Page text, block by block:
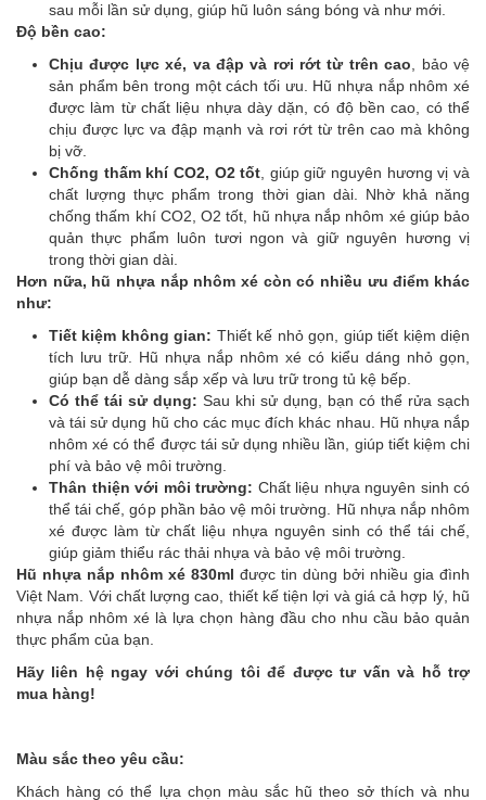
sau mỗi lần sử dụng, giúp hũ luôn sáng bóng và như mới.
Độ bền cao:
Chịu được lực xé, va đập và rơi rớt từ trên cao, bảo vệ
sản phẩm bên trong một cách tối ưu. Hũ nhựa nắp nhôm xé
được làm từ chất liệu nhựa dày dặn, có độ bền cao, có thể
chịu được lực va đập mạnh và rơi rớt từ trên cao mà không
bị vỡ.
Chống thấm khí CO2, O2 tốt, giúp giữ nguyên hương vị và
chất lượng thực phẩm trong thời gian dài. Nhờ khả năng
chống thấm khí CO2, O2 tốt, hũ nhựa nắp nhôm xé giúp bảo
quản thực phẩm luôn tươi ngon và giữ nguyên hương vị
trong thời gian dài.
Hơn nữa, hũ nhựa nắp nhôm xé còn có nhiều ưu điểm khác
như:
Tiết kiệm không gian: Thiết kế nhỏ gọn, giúp tiết kiệm diện
tích lưu trữ. Hũ nhựa nắp nhôm xé có kiểu dáng nhỏ gọn,
giúp bạn dễ dàng sắp xếp và lưu trữ trong tủ kệ bếp.
Có thể tái sử dụng: Sau khi sử dụng, bạn có thể rửa sạch
và tái sử dụng hũ cho các mục đích khác nhau. Hũ nhựa nắp
nhôm xé có thể được tái sử dụng nhiều lần, giúp tiết kiệm chi
phí và bảo vệ môi trường.
Thân thiện với môi trường: Chất liệu nhựa nguyên sinh có
thể tái chế, góp phần bảo vệ môi trường. Hũ nhựa nắp nhôm
xé được làm từ chất liệu nhựa nguyên sinh có thể tái chế,
giúp giảm thiểu rác thải nhựa và bảo vệ môi trường.
Hũ nhựa nắp nhôm xé 830ml được tin dùng bởi nhiều gia đình
Việt Nam. Với chất lượng cao, thiết kế tiện lợi và giá cả hợp lý, hũ
nhựa nắp nhôm xé là lựa chọn hàng đầu cho nhu cầu bảo quản
thực phẩm của bạn.
Hãy liên hệ ngay với chúng tôi để được tư vấn và hỗ trợ
mua hàng!
Màu sắc theo yêu cầu:
Khách hàng có thể lựa chọn màu sắc hũ theo sở thích và nhu